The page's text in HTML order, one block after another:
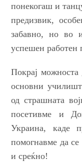
понекогаш и
предизвик,
забавно, но во
успешен работен
Покрај можноста
основни
од страшната
посетивме и
Украина, каде
помогнавме да се
и среќно!